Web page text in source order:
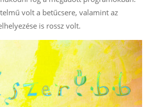
volt a betűcsere, valamint az
is rossz volt.